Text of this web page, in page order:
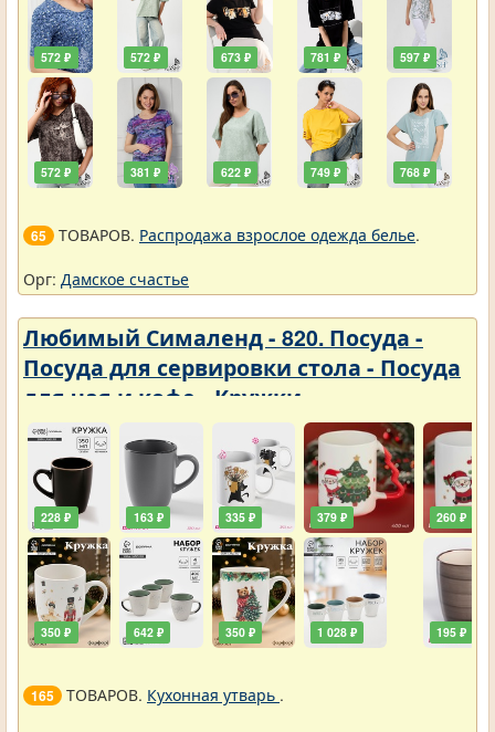
572 ₽
572 ₽
572 ₽
381 ₽
673 ₽
622 ₽
781 ₽
749 ₽
597 ₽
768 ₽
65 ТОВАРОВ. Распродажа взрослое одежда белье.
Орг: Дамское счастье
Любимый Сималенд - 820. Посуда -
Посуда для сервировки стола - Посуда
для чая и кофе - Кружки
228 ₽
350 ₽
163 ₽
642 ₽
335 ₽
350 ₽
379 ₽
1 028 ₽
260 ₽
195 ₽
165 ТОВАРОВ. Кухонная утварь .